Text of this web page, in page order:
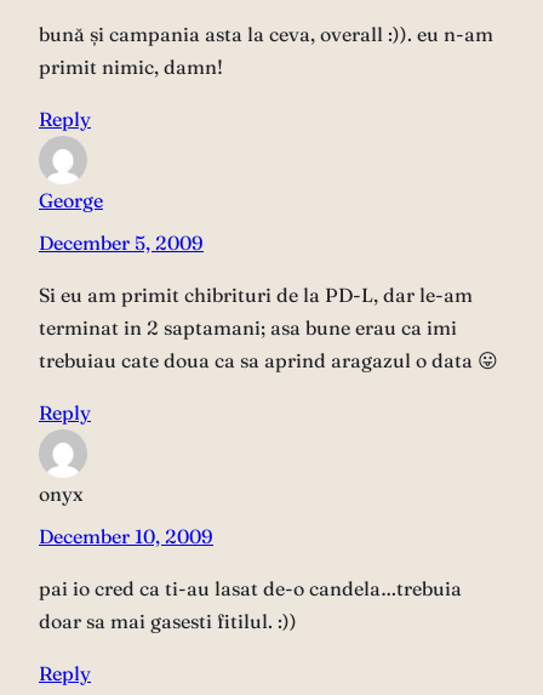
bună și campania asta la ceva, overall :)). eu n-am
primit nimic, damn!
Reply
George
December 5, 2009
Si eu am primit chibrituri de la PD-L, dar le-am
terminat in 2 saptamani; asa bune erau ca imi
trebuiau cate doua ca sa aprind aragazul o data 😛
Reply
onyx
December 10, 2009
pai io cred ca ti-au lasat de-o candela…trebuia
doar sa mai gasesti fitilul. :))
Reply